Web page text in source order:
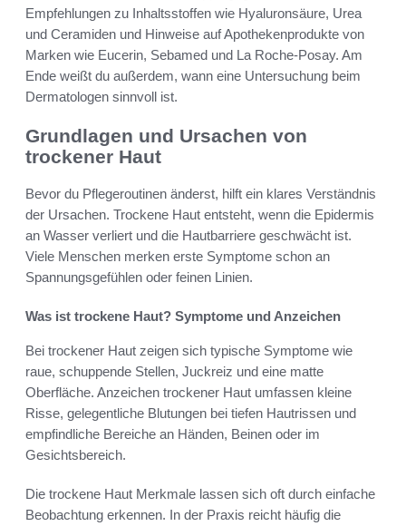
Empfehlungen zu Inhaltsstoffen wie Hyaluronsäure, Urea
und Ceramiden und Hinweise auf Apothekenprodukte von
Marken wie Eucerin, Sebamed und La Roche-Posay. Am
Ende weißt du außerdem, wann eine Untersuchung beim
Dermatologen sinnvoll ist.
Grundlagen und Ursachen von
trockener Haut
Bevor du Pflegeroutinen änderst, hilft ein klares Verständnis
der Ursachen. Trockene Haut entsteht, wenn die Epidermis
an Wasser verliert und die Hautbarriere geschwächt ist.
Viele Menschen merken erste Symptome schon an
Spannungsgefühlen oder feinen Linien.
Was ist trockene Haut? Symptome und Anzeichen
Bei trockener Haut zeigen sich typische Symptome wie
raue, schuppende Stellen, Juckreiz und eine matte
Oberfläche. Anzeichen trockener Haut umfassen kleine
Risse, gelegentliche Blutungen bei tiefen Hautrissen und
empfindliche Bereiche an Händen, Beinen oder im
Gesichtsbereich.
Die trockene Haut Merkmale lassen sich oft durch einfache
Beobachtung erkennen. In der Praxis reicht häufig die